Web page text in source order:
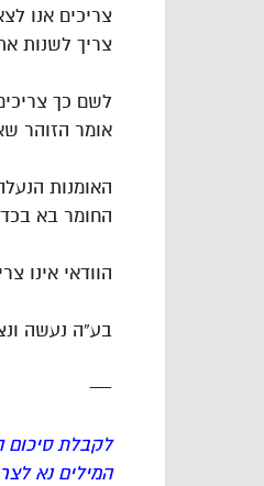
צריכים אנו
צריך לשנות
לשם כך
אומר הזוהר
האומנות
החומר בא
הוודאי אינו
בע”ה נעשה
—
לקבלת סיכום
המילים נא לצרף